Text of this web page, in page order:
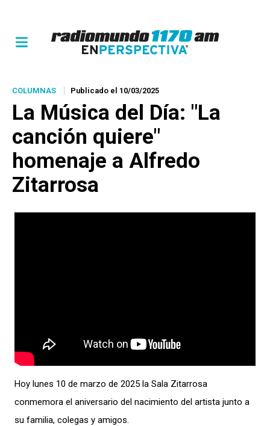
COLUMNAS Publicado el 10/03/2025
La Música del Día: "La
canción quiere"
homenaje a Alfredo
Zitarrosa
Hoy lunes 10 de marzo de 2025 la Sala Zitarrosa
conmemora el aniversario del nacimiento del artista junto a
su familia, colegas y amigos.